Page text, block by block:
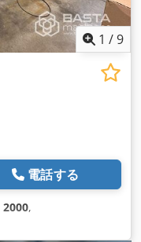
1 /9
電話する
2000,